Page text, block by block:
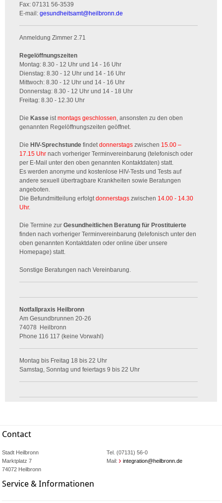
Fax: 07131 56-3539
E-mail: gesundheitsamt@heilbronn.de
Anmeldung Zimmer 2.71
Regelöffnungszeiten
Montag: 8.30 - 12 Uhr und 14 - 16 Uhr
Dienstag: 8.30 - 12 Uhr und 14 - 16 Uhr
Mittwoch: 8.30 - 12 Uhr und 14 - 16 Uhr
Donnerstag: 8.30 - 12 Uhr und 14 - 18 Uhr
Freitag: 8.30 - 12.30 Uhr
Die Kasse istmontags geschlossen, ansonsten zu den oben
genannten Regelöffnungszeiten geöffnet.
Die HIV-Sprechstunde findetdonnerstags zwischen 15.00 –
17.15 Uhr nach vorheriger Terminvereinbarung (telefonisch oder
per E-Mail unter den oben genannten Kontaktdaten) statt.
Es werden anonyme und kostenlose HIV-Tests und Tests auf
andere sexuell übertragbare Krankheiten sowie Beratungen
angeboten.
Die Befundmitteilung erfolgtdonnerstags zwischen 14.00 - 14.30
Uhr.
Die Termine zur Gesundheitlichen Beratung für Prostituierte
finden nach vorheriger Terminvereinbarung (telefonisch unter den
oben genannten Kontaktdaten oder online über unsere
Homepage) statt.
Sonstige Beratungen nach Vereinbarung.
Notfallpraxis Heilbronn
Am Gesundbrunnen 20-26
74078
Heilbronn
Phone 116 117 (keine Vorwahl)
Montag bis Freitag 18 bis 22 Uhr
Samstag, Sonntag und feiertags 9 bis 22 Uhr
Contact
Stadt Heilbronn
Marktplatz 7
74072 Heilbronn
Tel. (07131) 56-0
Mail:
integration@heilbronn.de
Service & Informationen